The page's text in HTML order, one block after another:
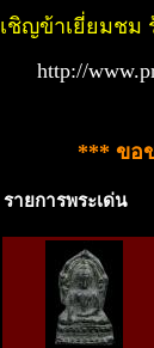
เชิญข้าเยี่ยมชม
http://
*** ขอ
รายการพระเด่น